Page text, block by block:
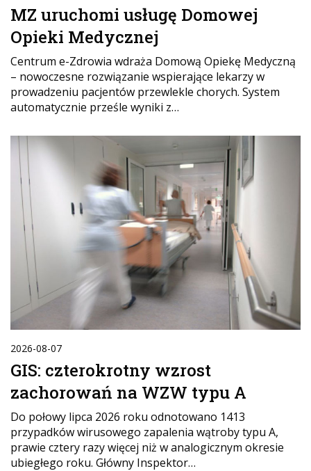
MZ uruchomi usługę Domowej
Opieki Medycznej
Centrum e-Zdrowia wdraża Domową Opiekę Medyczną
– nowoczesne rozwiązanie wspierające lekarzy w
prowadzeniu pacjentów przewlekle chorych. System
automatycznie prześle wyniki z…
2026-08-07
GIS: czterokrotny wzrost
zachorowań na WZW typu A
Do połowy lipca 2026 roku odnotowano 1413
przypadków wirusowego zapalenia wątroby typu A,
prawie cztery razy więcej niż w analogicznym okresie
ubiegłego roku. Główny Inspektor…